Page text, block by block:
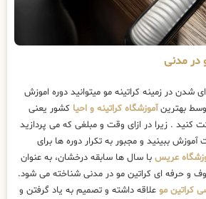
در مدنی
شدن در زمینه کراتینه مو میتوانید دوره اموزش
بهترینآموزشگاه کراتینه و احیا کشور یعنی
کنید . زیرا در ازای وقت و مبلغی که می پردازید
ببینید و مجبور به تکرار دوره ها برای
عریس با سال ها سابقه درخشان، به عنوان
و حرفه ای کراتین مو در مدنی شناخته می شود.
کراتین مو علاقه داشته و تصمیم به یاد گرفتن و